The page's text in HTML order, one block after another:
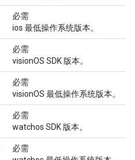
必需
ios 最低操作系统版本。
必需
visionOS SDK 版本。
必需
visionOS 最低操作系统版本。
必需
watchos SDK 版本。
必需